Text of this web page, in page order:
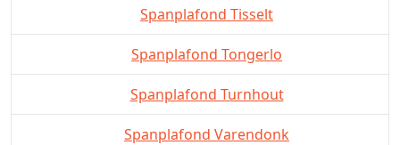
Spanplafond Tisselt
Spanplafond Tongerlo
Spanplafond Turnhout
Spanplafond Varendonk